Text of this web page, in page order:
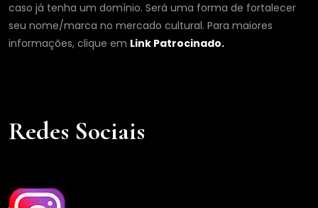
caso já tenha um domínio. Será uma forma de fortalecer
seu nome/marca no mercado cultural. Para maiores
informações, clique em Link Patrocinado.
Redes Sociais